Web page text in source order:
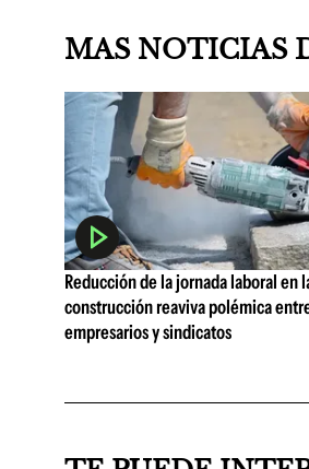
MAS NOTICIAS
Reducción de la jornada laboral en
construcción reaviva polémica
empresarios y sindicatos